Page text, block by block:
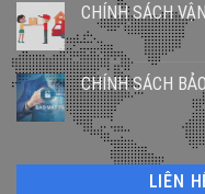
CHÍNH SÁCH
CHÍNH SÁCH
LIÊN